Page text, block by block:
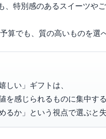
特別感のあるスイーツや
算でも、質の高いものを選
しい」ギフトは、
を感じられるものに集中す
るか」という視点で選ぶと